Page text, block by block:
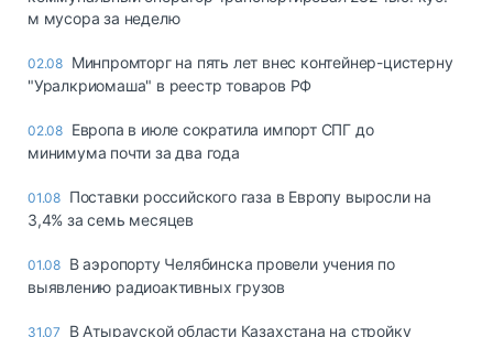
м мусора за неделю
02.08 Минпромторг на пять лет внес контейнер-цистерну
"Уралкриомаша" в реестр товаров РФ
02.08 Европа в июле сократила импорт СПГ до
минимума почти за два года
01.08 Поставки российского газа в Европу выросли на
3,4% за семь месяцев
01.08 В аэропорту Челябинска провели учения по
выявлению радиоактивных грузов
31.07
В Атырауской области Казахстана на стройку